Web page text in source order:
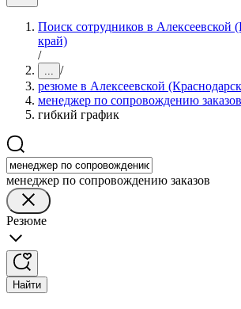
Поиск сотрудников в Алексеевской
край)
/
... /
резюме в Алексеевской
менеджер по сопровождению заказов
гибкий график
менеджер по сопровождению заказов
Резюме
Найти